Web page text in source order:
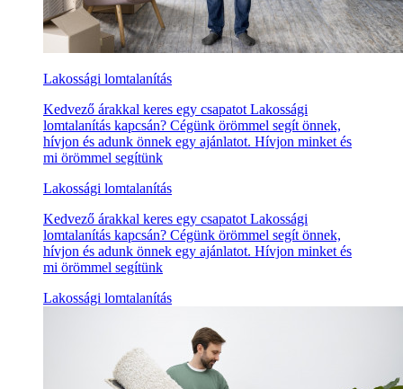
Lakossági lomtalanítás
Kedvező árakkal keres egy csapatot Lakossági
lomtalanítás kapcsán? Cégünk örömmel segít önnek,
hívjon és adunk önnek egy ajánlatot. Hívjon minket és
mi örömmel segítünk
Lakossági lomtalanítás
Kedvező árakkal keres egy csapatot Lakossági
lomtalanítás kapcsán? Cégünk örömmel segít önnek,
hívjon és adunk önnek egy ajánlatot. Hívjon minket és
mi örömmel segítünk
Lakossági lomtalanítás